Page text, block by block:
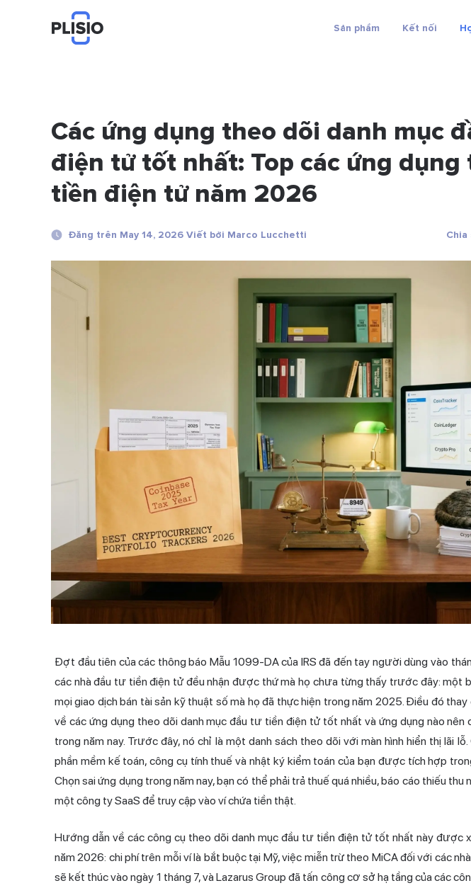
Sản phẩm Kết nối
Các ứng dụng theo dõi danh mục
điện tử tốt nhất: Top các ứng dụng
tiền điện tử năm 2026
Đăng trên May 14, 2026 Viết bởi Marco Lucchetti
Đợt đầu tiên của các thông báo Mẫu 1099-DA của IRS đã đến tay người dùng vào
các nhà đầu tư tiền điện tử đều nhận được thứ mà họ chưa từng thấy trước đây: một
mọi giao dịch bán tàisản kỹ thuật số mà họ đã thực hiện trong năm 2025. Điều đó thay
về các ứng dụng theo dõi danh mục đầu tư tiền điện tử tốt nhất và ứng dụng nào nên
trong năm nay. Trước đây, nó chỉ là một danh sách theo dõi với màn hình hiển thị lãi
phần mềm kế toán, công cụ tính thuế và nhật ký kiểm toán của bạn được tích hợp
Chọn sai ứng dụng trong năm nay, bạn có thể phải trả thuế quá nhiều, báo cáo thiếu thu
một công tySaaS để truy cập vào ví chứa tiền thật.
Hướng dẫn về các công cụ theo dõi danh mục đầu tư tiền điện tử tốt nhất này được
năm 2026: chi phí trên mỗi ví là bắt buộc tại Mỹ, việc miễn trừ theo MiCA đối với các
sẽ kết thúc vào ngày 1 tháng 7, và Lazarus Group đã tấn công cơ sở hạ tầng của các